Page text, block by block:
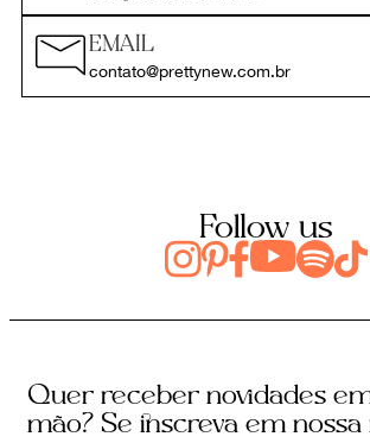
EMAIL
contato@prettynew.com.br
Follow us
Quer receber novidades
mão? Se inscreva em nossa